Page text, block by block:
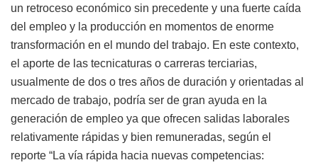
un retroceso económico sin precedente y una fuerte caída
del empleo y la producción en momentos de enorme
transformación en el mundo del trabajo. En este contexto,
el aporte de las tecnicaturas o carreras terciarias,
usualmente de dos o tres años de duración y orientadas al
mercado de trabajo, podría ser de gran ayuda en la
generación de empleo ya que ofrecen salidas laborales
relativamente rápidas y bien remuneradas, según el
reporte “La vía rápida hacia nuevas competencias: